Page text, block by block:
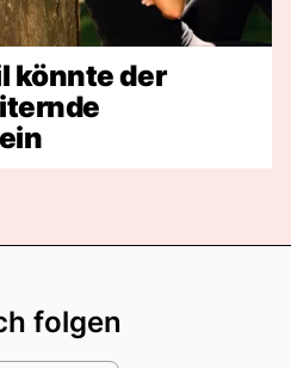
könnte der
folgen